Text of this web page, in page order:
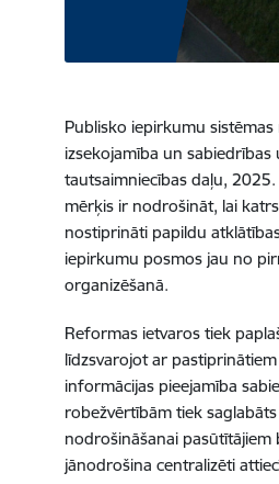
Publisko iepirkumu
izsekojamība un
tautsaimniecības daļu,
mērķis ir nodrošināt, lai
nostiprināti papildu
iepirkumu posmos jau no
organizēšanā.
Reformas ietvaros tiek
līdzsvarojot ar
informācijas pieejamība
robežvērtībām tiek
nodrošināšanai
jānodrošina centralizēti